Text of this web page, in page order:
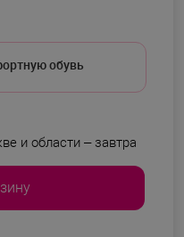
обувь
и области – завтра